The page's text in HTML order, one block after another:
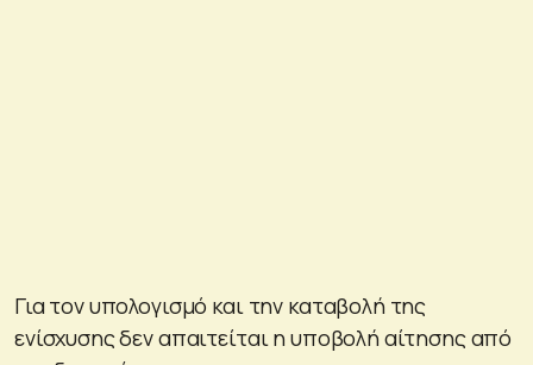
Για τον υπολογισμό και την καταβολή της
ενίσχυσης δεν απαιτείται η υποβολή αίτησης από